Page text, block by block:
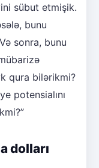
sübut etmişik.
bunu
sonra, bunu
qura bilərikmi?
potensialını
dolları